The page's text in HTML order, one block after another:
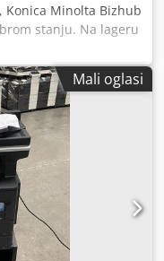
, Konica Minolta Bizhub
stanju. Na lageru
Crsdjn Sml Uopfx
Mali oglasi